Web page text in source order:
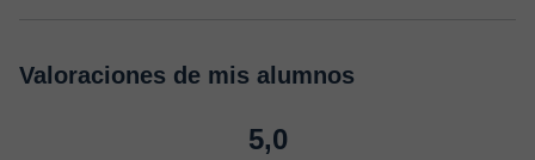
Valoraciones de mis alumnos
5,0